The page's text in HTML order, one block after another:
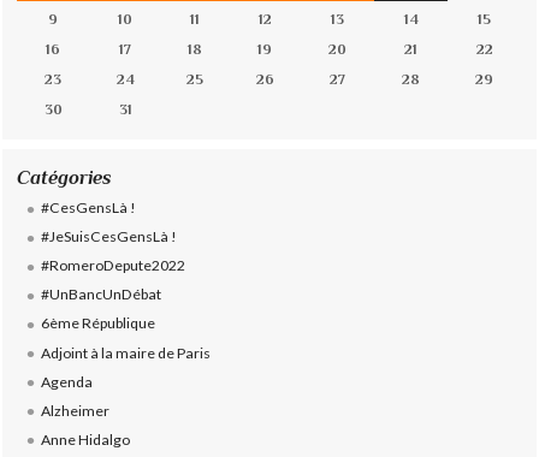
9
10 11 12 13 14
15
16
17 18 19 20 21
22
23
24 25 26 27 28
29
30
31
Catégories
#CesGensLà !
#JeSuisCesGensLà !
#RomeroDepute2022
#UnBancUnDébat
6ème République
Adjoint à la maire de Paris
Agenda
Alzheimer
Anne Hidalgo